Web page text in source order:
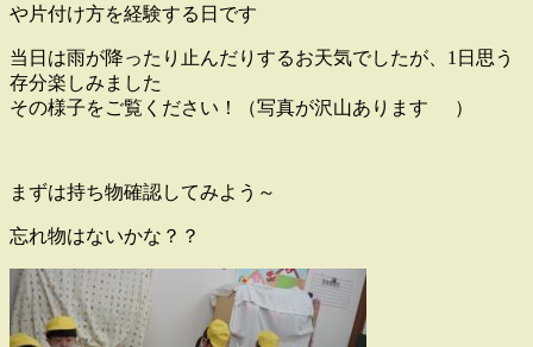
や片付け方を経験する日です
当日は雨が降ったり止んだりするお天気でしたが、1日思う
存分楽しみました
その様子をご覧ください！（写真が沢山あります
）
まずは持ち物確認してみよう～
忘れ物はないかな？？